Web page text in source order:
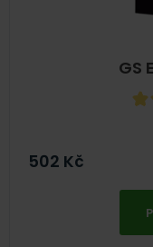
GS
502 Kč